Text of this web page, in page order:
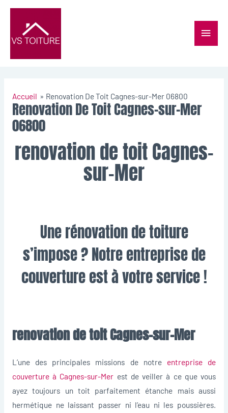
Accueil Renovation De Toit Cagnes-sur-Mer 06800
Renovation De Toit Cagnes-sur-Mer
06800
renovation de toit Cagnes-
sur-Mer
Une rénovation de toiture
s’impose ? Notre entreprise de
couverture est à votre service !
renovation de toit Cagnes-sur-Mer
L’une des principales missions de notre entreprise de
couverture à Cagnes-sur-Mer est de veiller à ce que vous
ayez toujours un toit parfaitement étanche mais aussi
hermétique ne laissant passer ni l’eau ni les poussières.